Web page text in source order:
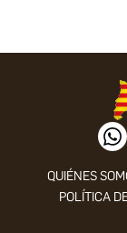
QUIÉNES
POLÍTICA